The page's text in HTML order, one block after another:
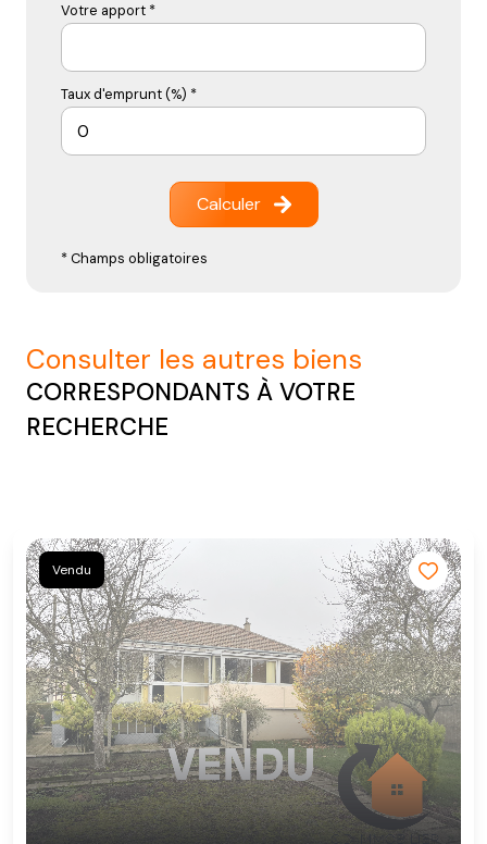
Votre apport *
Taux d'emprunt (%) *
Calculer
* Champs obligatoires
consulter les autres biens
CORRESPONDANTS À VOTRE
RECHERCHE
Vendu